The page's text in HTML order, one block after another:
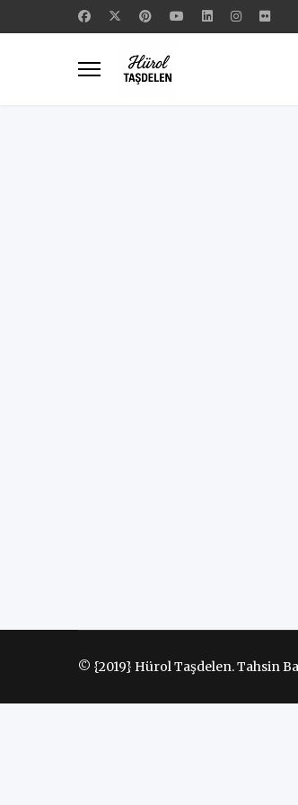
© {2019} Hürol Taşdelen. Tahsin